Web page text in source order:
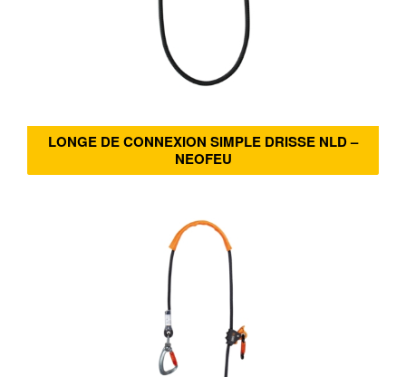
LONGE DE CONNEXION SIMPLE DRISSE NLD –
NEOFEU